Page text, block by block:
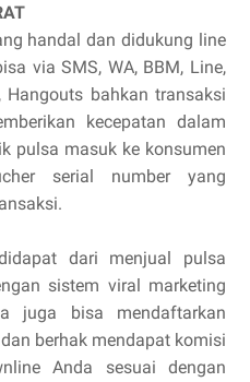
handal dan didukung line
via SMS, WA, BBM, Line,
Hangouts bahkan transaksi
kecepatan dalam
pulsa masuk ke konsumen
serial number yang
dari menjual pulsa
sistem viral marketing
juga bisa mendaftarkan
berhak mendapat komisi
Anda sesuai dengan